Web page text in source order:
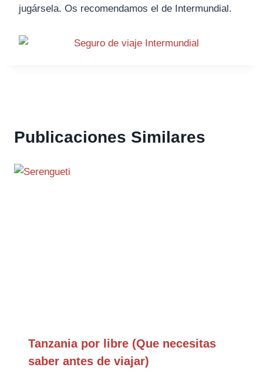
jugársela. Os recomendamos el de Intermundial.
Publicaciones Similares
Tanzania por libre (Que necesitas
saber antes de viajar)